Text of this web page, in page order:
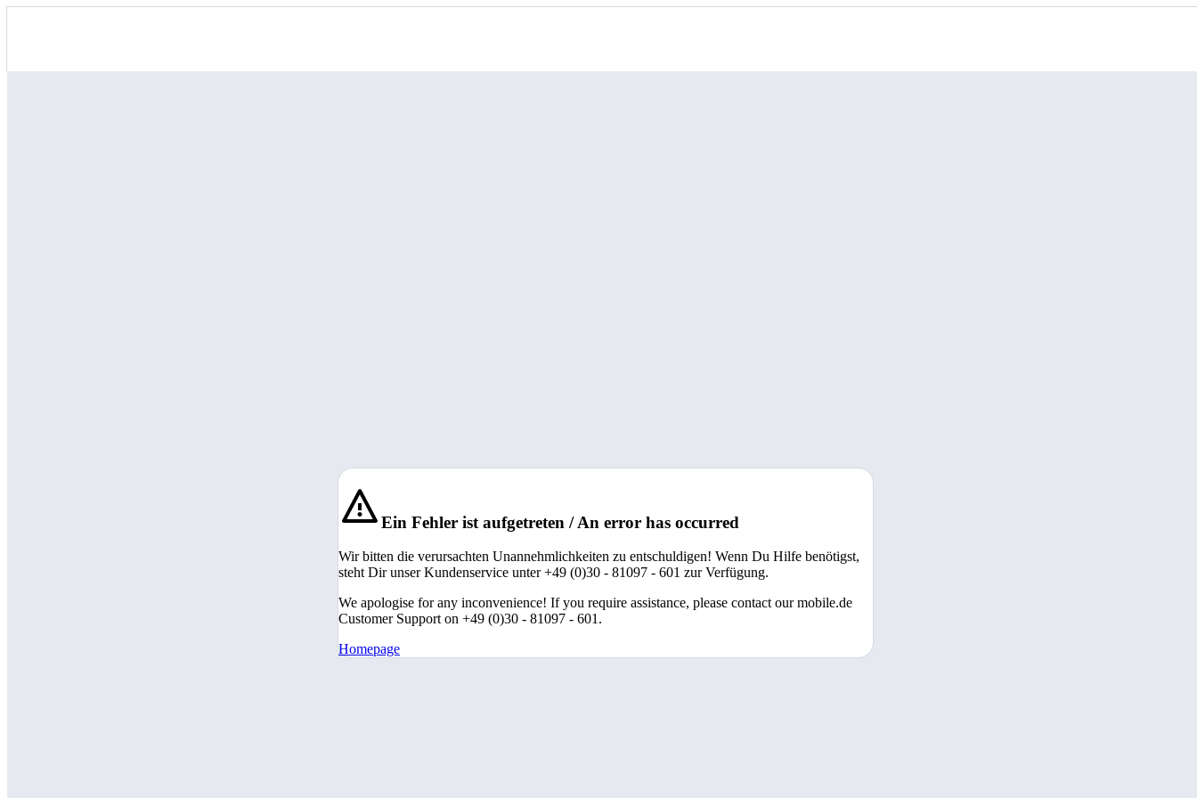
Ein Fehler ist aufgetreten / An error has occurred
Wir bitten die verursachten Unannehmlichkeiten zu entschuldigen! Wenn Du Hilfe benötigst,
steht Dir unser Kundenservice unter +49 (0)30 - 81097 - 601 zur Verfügung.
We apologise for any inconvenience! If you require assistance, please contact our mobile.de
Customer Support on +49 (0)30 - 81097 - 601.
Homepage